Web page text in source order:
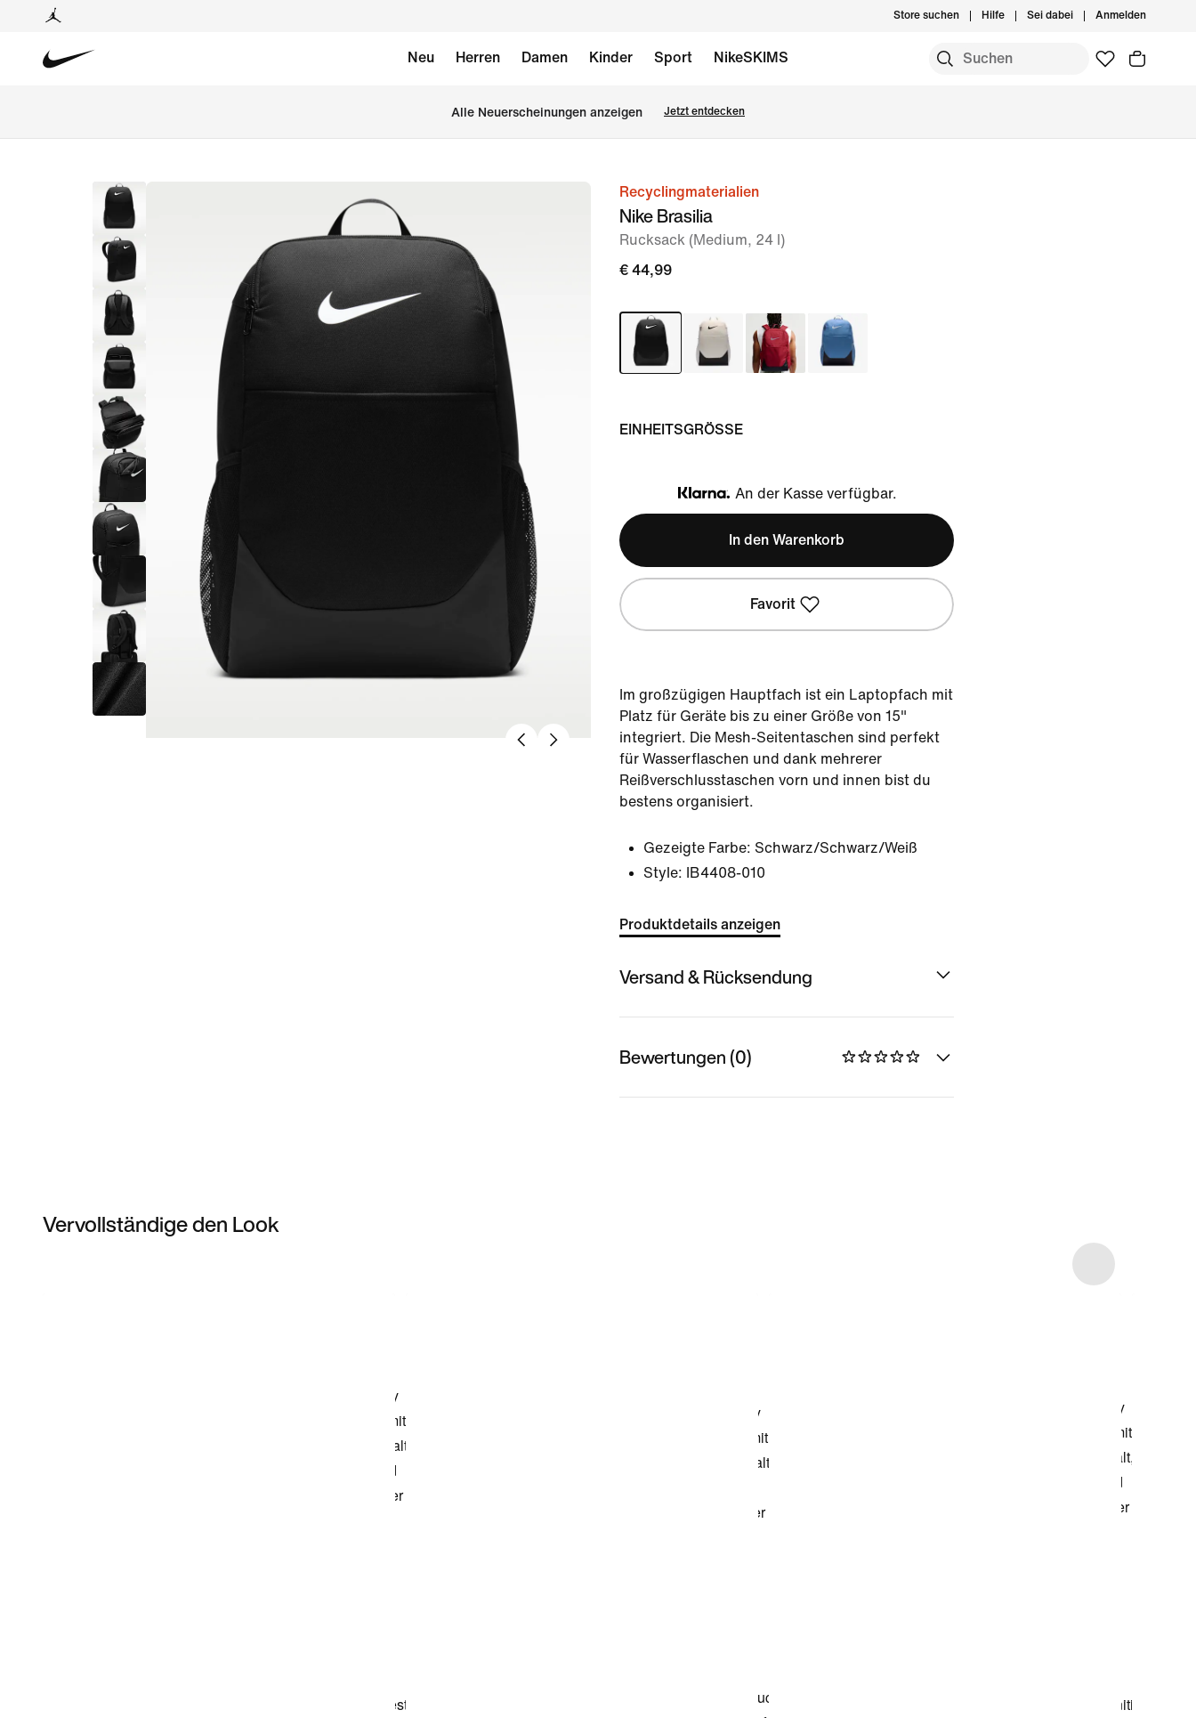
Store suchen Hilfe Sei dabei Anmelden
Neu Herren Damen Kinder Sport NikeSKIMS
Alle Neuerscheinungen anzeigen Jetzt entdecken
Bild 1Recyclingmaterialien
Nike Brasilia
Rucksack (Medium, 24 l)
€ 44,99
EINHEITSGRÖSSE
Klarna
An der Kasse verfügbar.
In den Warenkorb
Favorit
Im großzügigen Hauptfach ist ein Laptopfach mit
Platz für Geräte bis zu einer Größe von 15"
integriert. Die Mesh-Seitentaschen sind perfekt
für Wasserflaschen und dank mehrerer
Reißverschlusstaschen vorn und innen bist du
bestens organisiert.
Gezeigte Farbe: Schwarz/Schwarz/Weiß
Style:
IB4408-010
Produktdetails anzeigen
Versand & Rücksendung
Bewertungen (0)
Vervollständige den Look